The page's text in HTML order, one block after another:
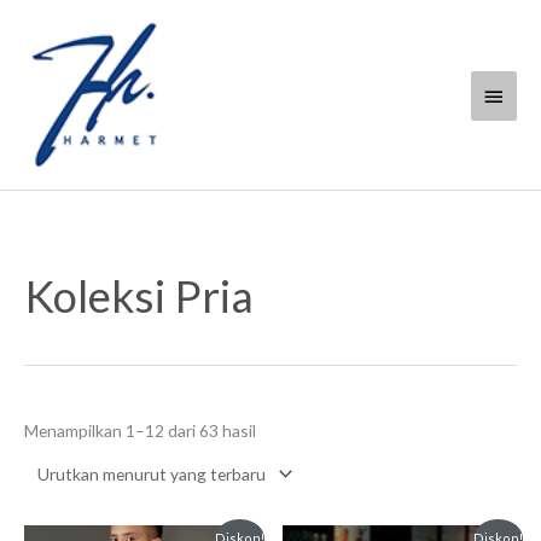
Koleksi Pria
Menampilkan 1–12 dari 63 hasil
Diskon!
Harga
Diskon!
Harga
Harga